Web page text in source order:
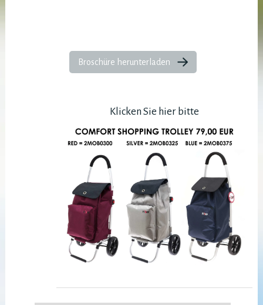
Broschüre herunterladen
Klicken Sie hier bitte